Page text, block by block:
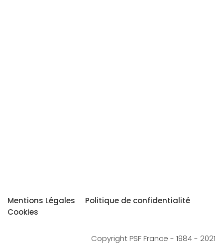
Mentions Légales
Politique de confidentialité
Cookies
Copyright PSF France - 1984 - 2021